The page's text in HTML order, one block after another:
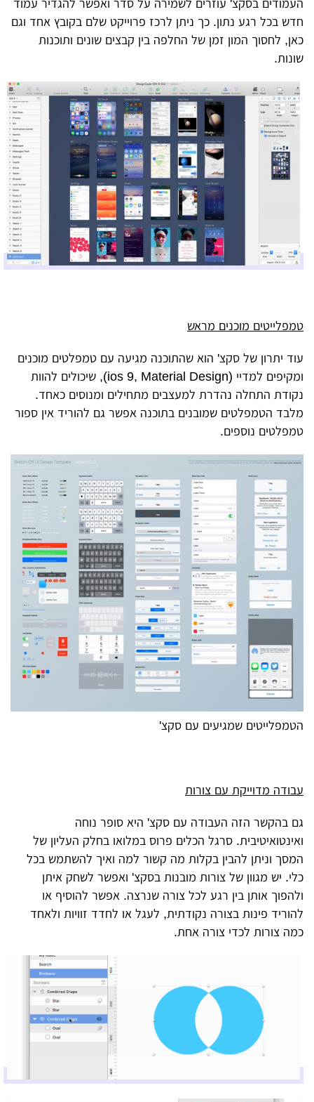
העמודים בסקצ' עוזרים לשמירה על סדר ואפשר להגדיר עמוד
חדש בכל רגע נתון. כך ניתן לרכז פרוייקט שלם בקובץ אחד וגם
כאן, לחסוך המון זמן של החלפה בין קבצים שונים ותוכנות
שונות.
טמפלייטים מוכנים מראש
עוד יתרון של סקצ' הוא שהתוכנה מגיעה עם טמפלטים מוכנים
ומקיפים למדיי (ios 9, Material Design), שיכולים להוות
נקודת התחלה נהדרת למעצבים מתחילים ומנוסים כאחד.
מלבד הטמפלטים שמובנים בתוכנה אפשר גם להוריד אין ספור
טמפלטים נוספים.
הטמפלייטים שמגיעים עם סקצ'
עבודה מדוייקת עם צורות
גם בהקשר הזה העבודה עם סקצ' היא סופר נוחה
ואינטואיטיבית. סרגל הכלים פרוס במלואו בחלק העליון של
המסך וניתן להבין בקלות מה קשור למה ואיך להשתמש בכל
כלי. יש מגוון של צורות מובנות בסקצ' ואפשר לשחק איתן
ולהפוך אותן בין רגע לכל צורה שנרצה. אפשר להוסיף או
להוריד פינות בצורה נקודתית, לעגל או לחדד זוויות ולאחד
כמה צורות לכדי צורה אחת.